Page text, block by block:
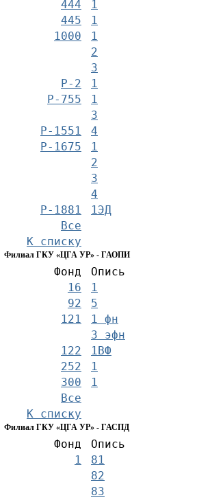
444
1
445
1
1000
1
2
3
Р-2
1
Р-755
1
3
Р-1551
4
Р-1675
1
2
3
4
Р-1881
1ЭД
Все
К списку
Филиал ГКУ «ЦГА УР» - ГАОПИ
Фонд
Опись
16
1
92
5
121
1 фн
3 эфн
122
1ВФ
252
1
300
1
Все
К списку
Филиал ГКУ «ЦГА УР» - ГАСПД
Фонд
Опись
1
81
82
83